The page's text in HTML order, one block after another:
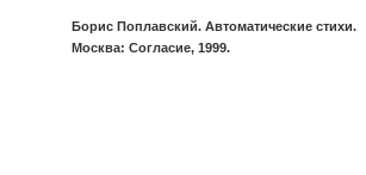
Борис Поплавский. Автоматические стихи.
Москва: Согласие, 1999.